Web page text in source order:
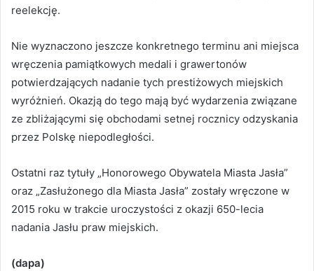
reelekcję.
Nie wyznaczono jeszcze konkretnego terminu ani miejsca
wręczenia pamiątkowych medali i grawertonów
potwierdzających nadanie tych prestiżowych miejskich
wyróżnień. Okazją do tego mają być wydarzenia związane
ze zbliżającymi się obchodami setnej rocznicy odzyskania
przez Polskę niepodległości.
Ostatni raz tytuły „Honorowego Obywatela Miasta Jasła”
oraz „Zasłużonego dla Miasta Jasła” zostały wręczone w
2015 roku w trakcie uroczystości z okazji 650-lecia
nadania Jasłu praw miejskich.
(dapa)